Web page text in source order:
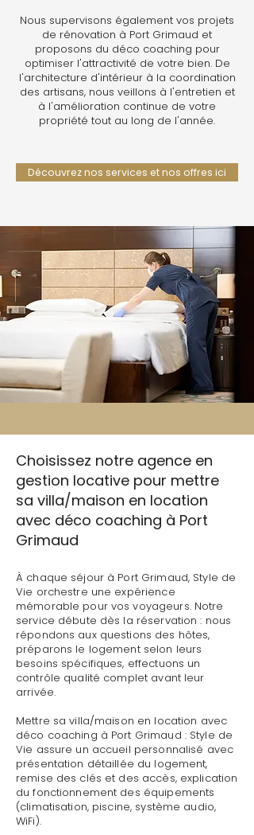
Nous supervisons également vos projets
de rénovation à Port Grimaud et
proposons du déco coaching pour
optimiser l'attractivité de votre bien. De
l'architecture d'intérieur à la coordination
des artisans, nous veillons à l'entretien et
à l'amélioration continue de votre
propriété tout au long de l'année.
Découvrez nos services et nos offres ici
Choisissez notre agence en
gestion locative pour mettre
sa villa/maison en location
avec déco coaching à Port
Grimaud
À chaque séjour à Port Grimaud, Style de
Vie orchestre une expérience
mémorable pour vos voyageurs. Notre
service débute dès la réservation : nous
répondons aux questions des hôtes,
préparons le logement selon leurs
besoins spécifiques, effectuons un
contrôle qualité complet avant leur
arrivée.
Mettre sa villa/maison en location avec
déco coaching à Port Grimaud : Style de
Vie assure un accueil personnalisé avec
présentation détaillée du logement,
remise des clés et des accès, explication
du fonctionnement des équipements
(climatisation, piscine, système audio,
WiFi).